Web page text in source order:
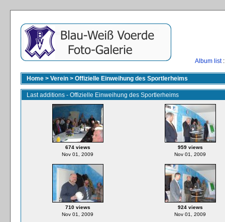
Album list
Home > Verein > Offizielle Einweihung des Sportlerheims
Last additions - Offizielle Einweihung des Sportlerheims
674 views
Nov 01, 2009
959 views
Nov 01, 2009
710 views
Nov 01, 2009
924 views
Nov 01, 2009